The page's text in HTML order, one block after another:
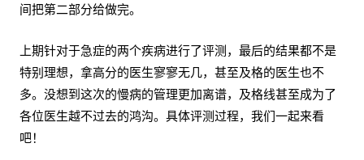
间把第二部分给做完。
上期针对于急症的两个疾病进行了评测，最后的结果都不是
特别理想，拿高分的医生寥寥无几，甚至及格的医生也不
多。没想到这次的慢病的管理更加离谱，及格线甚至成为了
各位医生越不过去的鸿沟。具体评测过程，我们一起来看
吧！